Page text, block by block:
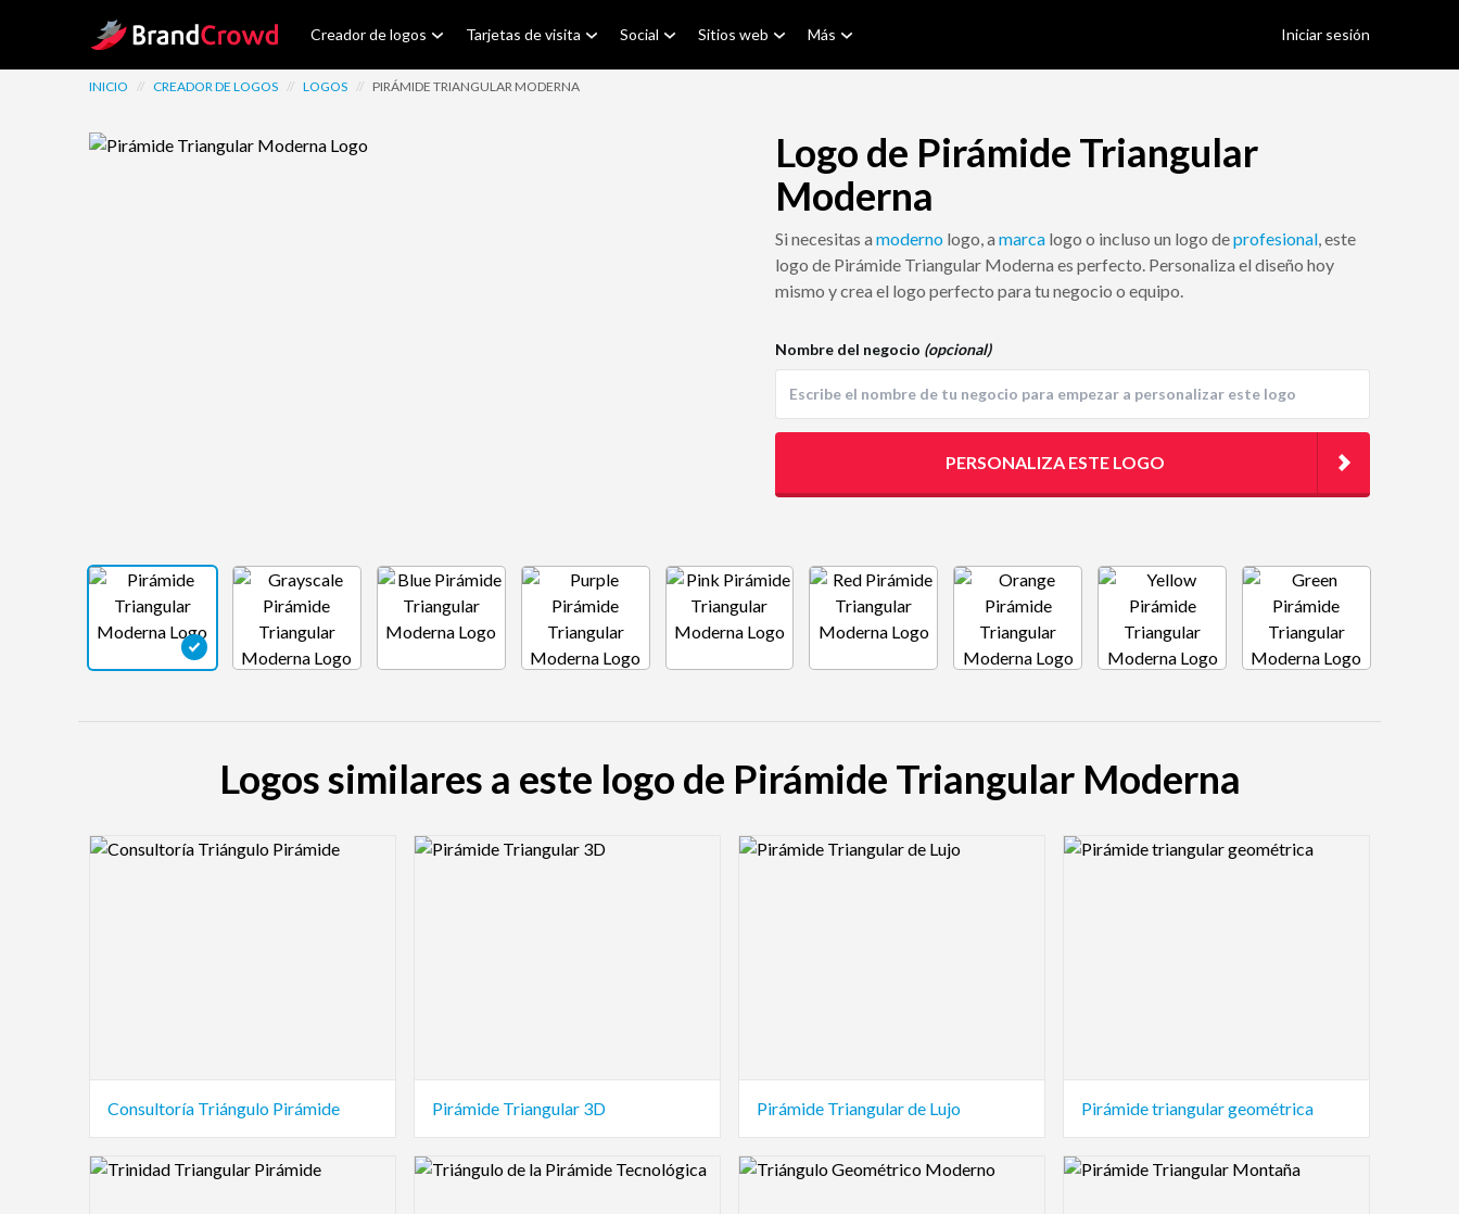
Site Logo Creador de logos Tarjetas de visita Social Sitios web Más Iniciar sesión
INICIO // CREADOR DE LOGOS // LOGOS // PIRÁMIDE TRIANGULAR MODERNA
Logo de Pirámide Triangular
Moderna
Si necesitas a moderno logo, a marca logo o incluso un logo deprofesional, este
logo de Pirámide Triangular Moderna es perfecto. Personaliza el diseño hoy
mismo y crea el logo perfecto para tu negocio o equipo.
Nombre del negocio (opcional)
PERSONALIZA ESTE LOGO
Logos similares a este logo de Pirámide Triangular Moderna
Logo Preview Image
Consultoría Triángulo Pirámide
Logo Preview Image
Pirámide Triangular 3D
Logo Preview Image
Pirámide Triangular de Lujo
Logo Preview Image
Pirámide triangular geométrica
Logo Preview Image Logo Preview Image Logo Preview Image Logo Preview Image